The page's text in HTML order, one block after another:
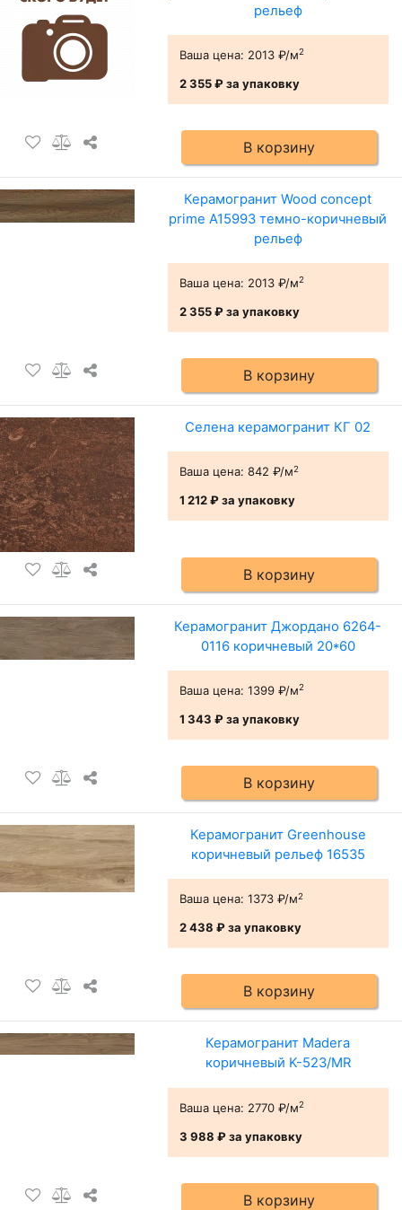
рельеф
Ваша цена: 2013 ₽/м2
2 355 ₽за упаковку
В корзину
Керамогранит Wood concept
prime А15993 темно-коричневый
рельеф
Ваша цена: 2013 ₽/м2
2 355 ₽за упаковку
В корзину
Селена керамогранит КГ 02
Ваша цена: 842 ₽/м2
1 212 ₽за упаковку
В корзину
Керамогранит Джордано 6264-
0116 коричневый 20*60
Ваша цена: 1399 ₽/м2
1 343 ₽за упаковку
В корзину
Керамогранит Greenhouse
коричневый рельеф 16535
Ваша цена: 1373 ₽/м2
2 438 ₽за упаковку
В корзину
Керамогранит Madera
коричневый K-523/MR
Ваша цена: 2770 ₽/м2
3 988 ₽за упаковку
В корзину